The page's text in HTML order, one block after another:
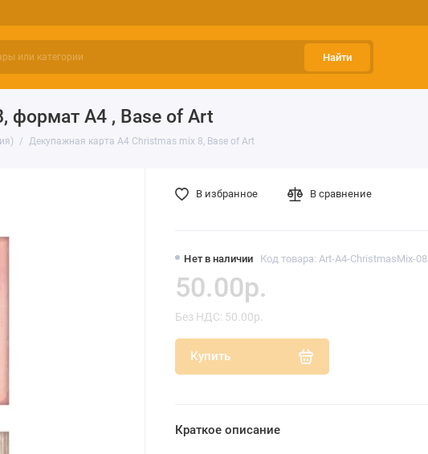
Найти
формат А4 , Base of Art
Декупажная карта А4 Christmas mix 8, Base of Art
Нет в наличии Код товара: Art-A4-ChristmasMix-08
50.00р.
Без НДС: 50.00р.
Купить
В избранное В сравнение
Краткое описание